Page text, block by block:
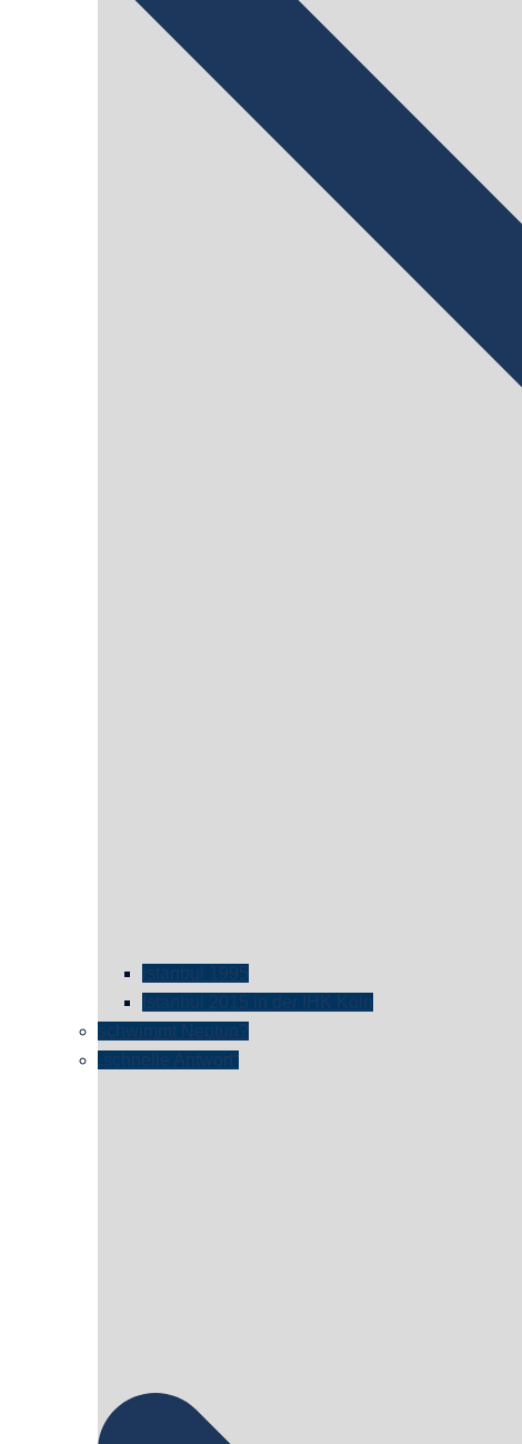
istanbul 1995
Istanbul 2015 in der IHK Köln
schwimmt Neptun?
„schnelle Antwort“